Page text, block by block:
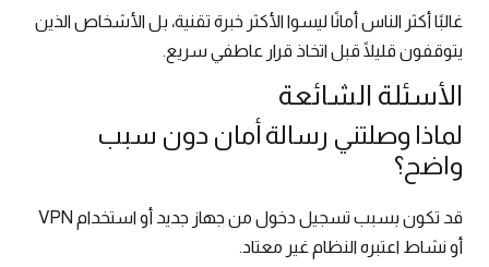
غالبًا أكثر الناس أمانًا ليسوا الأكثر خبرة تقنية، بل الأشخاص الذين
يتوقفون قليلًا قبل اتخاذ قرار عاطفي سريع.
الأسئلة الشائعة
لماذا وصلتني رسالة أمان دون سبب
واضح؟
قد تكون بسبب تسجيل دخول من جهاز جديد أو استخدام VPN
أو نشاط اعتبره النظام غير معتاد.